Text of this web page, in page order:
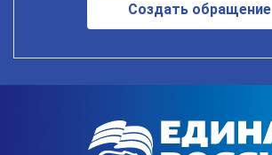
Создать обращение